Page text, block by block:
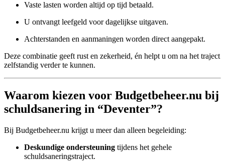
Vaste lasten worden altijd op tijd betaald.
U ontvangt leefgeld voor dagelijkse uitgaven.
Achterstanden en aanmaningen worden direct aangepakt.
Deze combinatie geeft rust en zekerheid, én helpt u om na het traject
zelfstandig verder te kunnen.
Waarom kiezen voor Budgetbeheer.nu bij
schuldsanering in “Deventer”?
Bij Budgetbeheer.nu krijgt u meer dan alleen begeleiding:
Deskundige ondersteuning tijdens het gehele
schuldsaneringstraject.